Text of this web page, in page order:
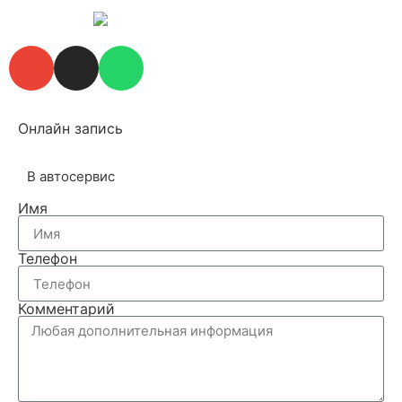
Онлайн запись
В автосервис
Имя
Телефон
Комментарий